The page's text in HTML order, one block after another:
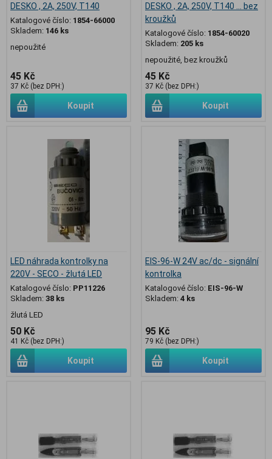
DESKO , 2A, 250V, T140
Katalogové číslo: 1854-66000
Skladem: 146 ks
nepoužité
45 Kč
37 Kč (bez DPH:)
Koupit
DESKO , 2A, 250V, T140 ... bez
kroužků
Katalogové číslo: 1854-60020
Skladem: 205 ks
nepoužité, bez kroužků
45 Kč
37 Kč (bez DPH:)
Koupit
LED náhrada kontrolky na
220V - SECO - žlutá LED
Katalogové číslo: PP11226
Skladem: 38 ks
žlutá LED
50 Kč
41 Kč (bez DPH:)
Koupit
EIS-96-W 24V ac/dc - signální
kontrolka
Katalogové číslo: EIS-96-W
Skladem: 4 ks
95 Kč
79 Kč (bez DPH:)
Koupit